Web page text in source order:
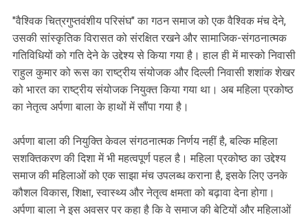
"वैश्विक चित्रगुप्तवंशीय परिसंघ" का गठन समाज को एक वैश्विक मंच देने,
उसकी सांस्कृतिक विरासत को संरक्षित रखने और सामाजिक-संगठनात्मक
गतिविधियों को गति देने के उद्देश्य से किया गया है। हाल ही में मास्को निवासी
राहुल कुमार को रूस का राष्ट्रीय संयोजक और दिल्ली निवासी शशांक शेखर
को भारत का राष्ट्रीय संयोजक नियुक्त किया गया था। अब महिला प्रकोष्ठ
का नेतृत्व अर्पणा बाला के हाथों में सौंपा गया है।
अर्पणा बाला की नियुक्ति केवल संगठनात्मक निर्णय नहीं है, बल्कि महिला
सशक्तिकरण की दिशा में भी महत्वपूर्ण पहल है। महिला प्रकोष्ठ का उद्देश्य
समाज की महिलाओं को एक साझा मंच उपलब्ध कराना है, इसके लिए उनके
कौशल विकास, शिक्षा, स्वास्थ्य और नेतृत्व क्षमता को बढ़ावा देना होगा।
अर्पणा बाला ने इस अवसर पर कहा है कि वे समाज की बेटियों और महिलाओं